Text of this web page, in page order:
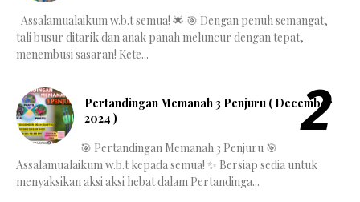
Assalamualaikum w.b.t semua! 🌟 🎯 Dengan penuh semangat,
tali busur ditarik dan anak panah meluncur dengan tepat,
menembusi sasaran! Kete...
Pertandingan Memanah 3 Penjuru ( December
2024 )
🎯 Pertandingan Memanah 3 Penjuru 🎯
Assalamualaikum w.b.t kepada semua! ✨ Bersiap sedia untuk
menyaksikan aksi aksi hebat dalam Pertandinga...